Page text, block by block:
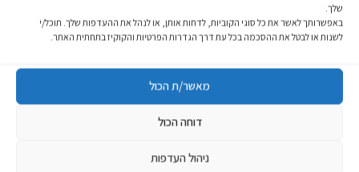
שלך.
באפשרותך לאשר את כל סוגי הקוביות, לדחות אותן, או לנהל את ההעדפות שלך. תוכל/י
לשנות או לבטל את ההסכמה בכל עת דרך הגדרות הפרטיות והקוקיז בתחתית האתר.
מאשר/ת הכול
דוחה הכול
ניהול העדפות
אני מאשר/ת שקראתי אתהתקנון ומדיניות הפרטיות
שליחה